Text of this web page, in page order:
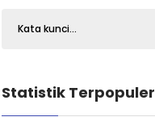
Statistik Terpopuler